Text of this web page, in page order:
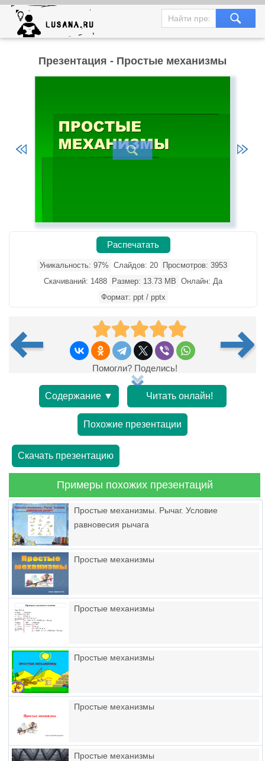
Презентация - Простые механизмы
Распечатать
Уникальность: 97% Слайдов: 20
Просмотров: 3953
Скачиваний: 1488
Размер: 13.73 MB Онлайн: Да
Формат: ppt / pptx
Помогли? Поделись!
Содержание ▼ Читать онлайн!
Похожие презентации
Скачать презентацию
Примеры похожих презентаций
Простые механизмы. Рычаг. Условие
равновесия рычага
Простые механизмы
Простые механизмы
Простые механизмы
Простые механизмы
Простые механизмы